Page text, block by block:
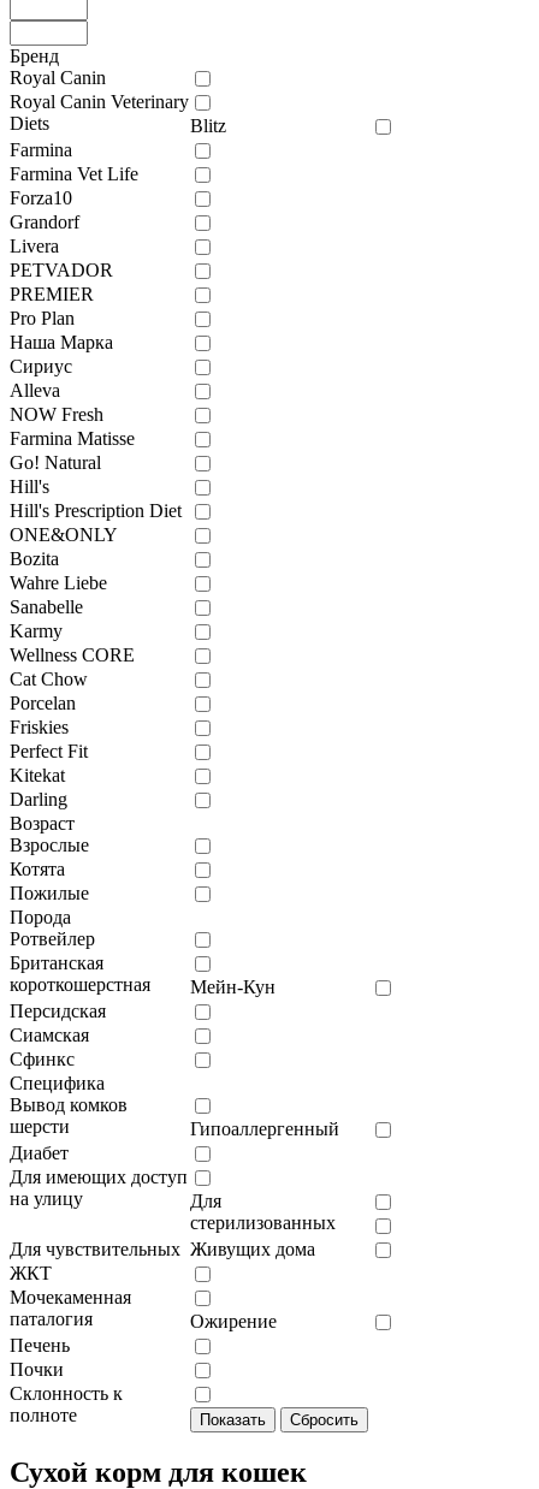
Бренд
Royal Canin
Royal Canin Veterinary
Diets
Blitz
Farmina
Farmina Vet Life
Forza10
Grandorf
Livera
PETVADOR
PREMIER
Pro Plan
Наша Марка
Сириус
Alleva
NOW Fresh
Farmina Matisse
Go! Natural
Hill's
Hill's Prescription Diet
ONE&ONLY
Bozita
Wahre Liebe
Sanabelle
Karmy
Wellness CORE
Cat Chow
Porcelan
Friskies
Perfect Fit
Kitekat
Darling
Возраст
Взрослые
Котята
Пожилые
Порода
Ротвейлер
Британская
короткошерстная
Мейн-Кун
Персидская
Сиамская
Сфинкс
Специфика
Вывод комков
шерсти
Гипоаллергенный
Диабет
Для имеющих доступ
на улицу
Для
стерилизованных
Для чувствительных Живущих дома
ЖКТ
Мочекаменная
паталогия
Ожирение
Печень
Почки
Склонность к
полноте
Сухой корм для кошек